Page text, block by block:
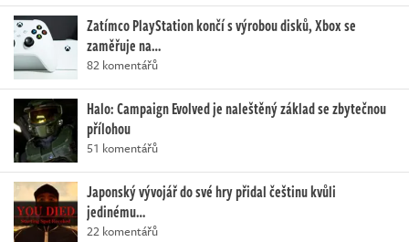
Zatímco PlayStation končí s výrobou disků, Xbox se
zaměřuje na…
82 komentářů
Halo: Campaign Evolved je naleštěný základ se zbytečnou
přílohou
51 komentářů
Japonský vývojář do své hry přidal češtinu kvůli
jedinému…
22 komentářů